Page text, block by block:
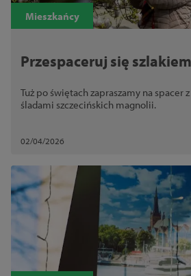
Mieszkańcy
Przespaceruj się
Tuż po świętach zapraszamy na spacer
śladami szczecińskich magnolii.
02/04/2026